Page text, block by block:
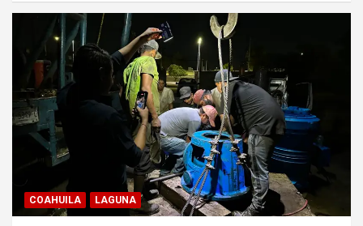
COAHUILA LAGUNA